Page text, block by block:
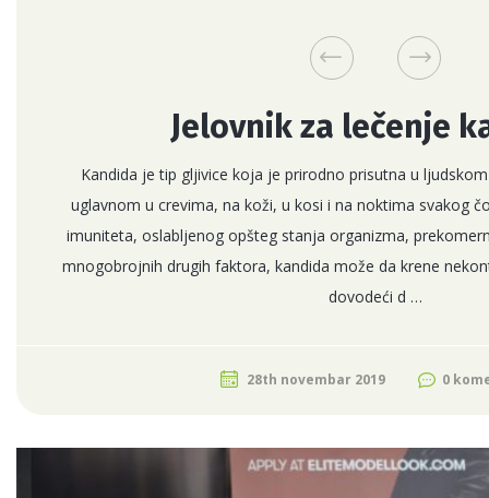
Jelovnik za lečenje
Kandida je tip gljivice koja je prirodno prisutna u
uglavnom u crevima, na koži, u kosi i na noktima svakog
imuniteta, oslabljenog opšteg stanja organizma,
mnogobrojnih drugih faktora, kandida može da krene
dovodeći d …
28th novembar 2019 0